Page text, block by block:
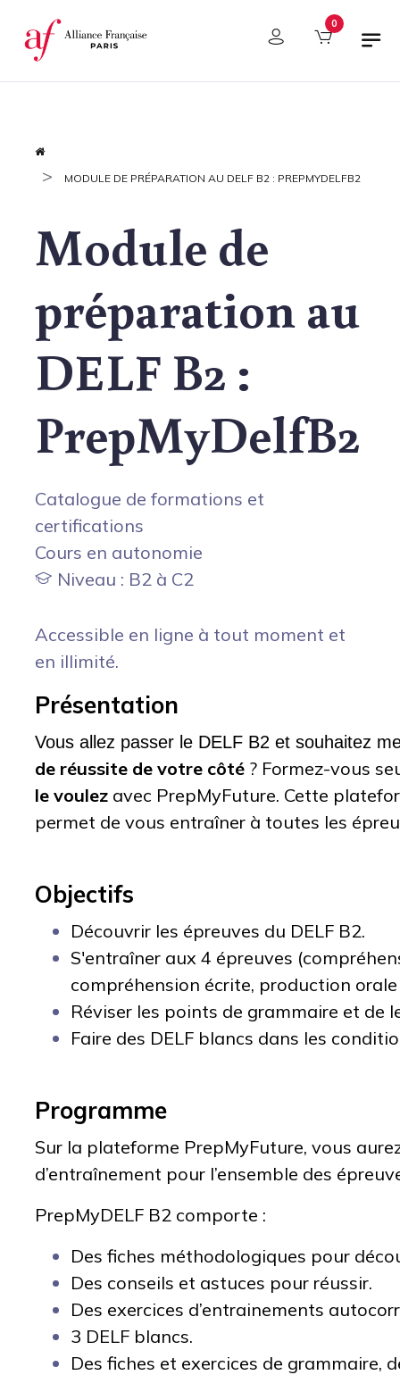
Panneau de gestion des cookies 0
MODULE DE PRÉPARATION AU DELF B2 : PREPMYDELFB2
Module de
préparation au
DELF B2 :
PrepMyDelfB2
Catalogue de formations et
certifications
Cours en autonomie
Niveau : B2 à C2
Accessible en ligne à tout moment et
en illimité.
Présentation
Vous allez passer le DELF B2 et souhaitez
de réussite de votre côté ? Formez-vous
le voulez avec PrepMyFuture. Cette
permet de vous entraîner à toutes les
Objectifs
Découvrir les épreuves du DELF B2.
S'entraîner aux 4 épreuves
compréhension écrite, production
Réviser les points de grammaire et de
Faire des DELF blancs dans les
Programme
Sur la plateforme PrepMyFuture, vous
d’entraînement pour l’ensemble des
PrepMyDELF B2 comporte :
Des fiches méthodologiques pour
Des conseils et astuces pour réussir.
Des exercices d’entrainements
3 DELF blancs.
Des fiches et exercices de grammaire,